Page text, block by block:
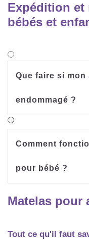
Expédition
bébés et
Que faire si
endommagé ?
Comment
pour bébé ?
Matelas pour
Tout ce qu'il faut